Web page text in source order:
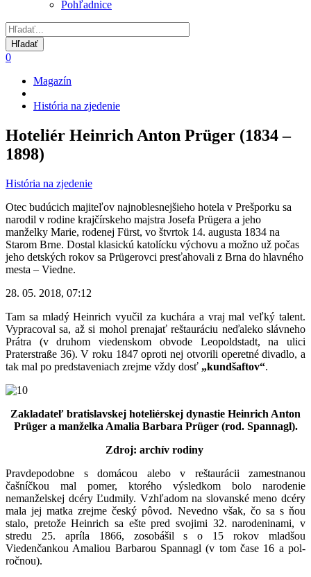
Pohľadnice
0
Omrvinka
Magazín
História na zjedenie
Hoteliér Heinrich Anton Prüger (1834 –
1898)
História na zjedenie
Otec budúcich majiteľov najnoblesnejšieho hotela v Prešporku sa
narodil v rodine krajčírskeho majstra Josefa Prügera a jeho
manželky Marie, rodenej Fürst, vo štvrtok 14. augusta 1834 na
Starom Brne. Dostal klasickú katolícku výchovu a možno už počas
jeho detských rokov sa Prügerovci presťahovali z Brna do hlavného
mesta – Viedne.
28. 05. 2018, 07:12
Tam sa mladý Heinrich vyučil za kuchára a vraj mal veľký talent.
Vypracoval sa, až si mohol prenajať reštauráciu neďaleko slávneho
Prátra (v druhom viedenskom obvode Leopoldstadt, na ulici
Praterstraße 36). V roku 1847 oproti nej otvorili operetné divadlo, a
tak mal po predstaveniach zrejme vždy dosť „kundšaftov“.
Zakladateľ bratislavskej hoteliérskej dynastie Heinrich Anton
Prüger a manželka Amalia Barbara Prüger (rod. Spannagl).
Zdroj: archív rodiny
Pravdepodobne s domácou alebo v reštaurácii zamestnanou
čašníčkou mal pomer, ktorého výsledkom bolo narodenie
nemanželskej dcéry Ľudmily. Vzhľadom na slovanské meno dcéry
mala jej matka zrejme český pôvod. Nevedno však, čo sa s ňou
stalo, pretože Heinrich sa ešte pred svojimi 32. narodeninami, v
stredu 25. apríla 1866, zosobášil s o 15 rokov mladšou
Viedenčankou Amaliou Barbarou Spannagl (v tom čase 16 a pol-
ročnou).